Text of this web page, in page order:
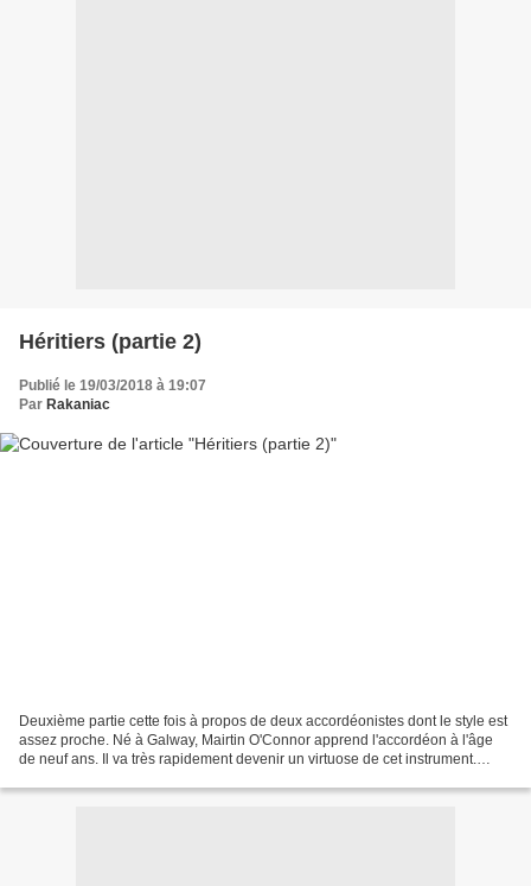
Héritiers (partie 2)
Publié le 19/03/2018 à 19:07
Par Rakaniac
Deuxième partie cette fois à propos de deux accordéonistes dont le style est
assez proche. Né à Galway, Mairtin O'Connor apprend l'accordéon à l'âge
de neuf ans. Il va très rapidement devenir un virtuose de cet instrument.